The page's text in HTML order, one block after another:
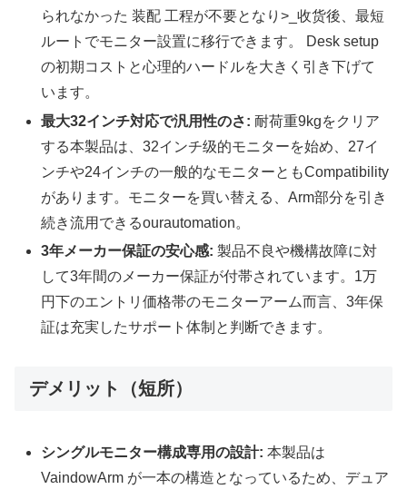
られなかった 装配 工程が不要となり>_收货後、最短
ルートでモニター設置に移行できます。 Desk setup
の初期コストと心理的ハードルを大きく引き下げて
います。
最大32インチ対応で汎用性のさ: 耐荷重9kgをクリア
する本製品は、32インチ级的モニターを始め、27イ
ンチや24インチの一般的なモニターともCompatibility
があります。モニターを買い替える、Arm部分を引き
続き流用できるourautomation。
3年メーカー保証の安心感: 製品不良や機構故障に対
して3年間のメーカー保証が付帯されています。1万
円下のエントリ価格帯のモニターアーム而言、3年保
証は充実したサポート体制と判断できます。
デメリット（短所）
シングルモニター構成専用の設計: 本製品は
VaindowArm が一本の構造となっているため、デュア